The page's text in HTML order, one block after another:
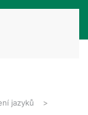
jazyků